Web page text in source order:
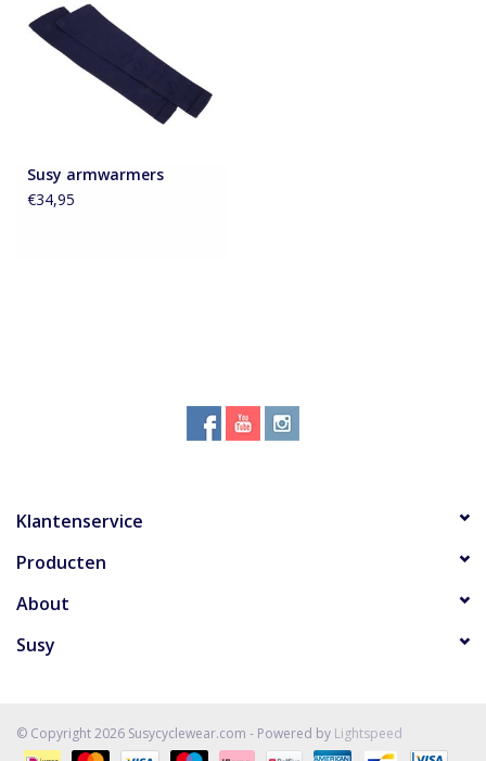
Susy armwarmers
€34,95
Klantenservice
Producten
About
Susy
© Copyright 2026 Susycyclewear.com - Powered by Lightspeed